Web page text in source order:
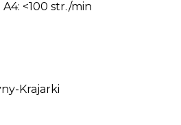
A4: <100 str./min
Krajarki